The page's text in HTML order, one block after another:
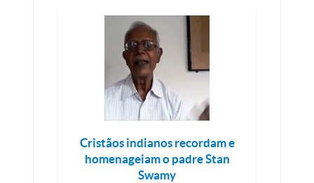
Cristãos indianos recordam e
homenageiam o padre Stan
Swamy